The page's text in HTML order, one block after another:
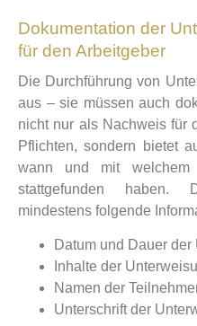
Dokumentation der
für den Arbeitgeber
Die Durchführung von
aus – sie müssen auch
nicht nur als Nachweis für
Pflichten, sondern bietet
wann und mit welchem
stattgefunden haben.
mindestens folgende
Datum und Dauer der
Inhalte der
Namen der
Unterschrift der